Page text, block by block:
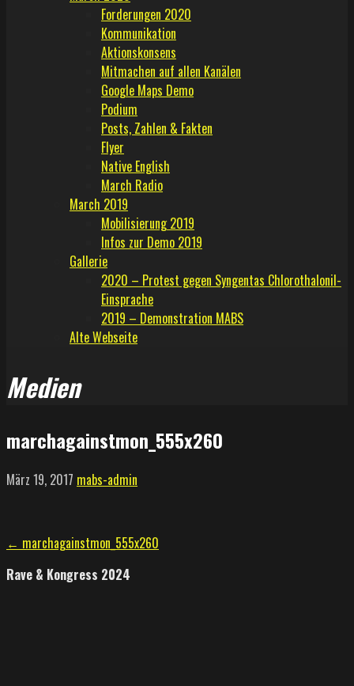
Forderungen 2020
Kommunikation
Aktionskonsens
Mitmachen auf allen Kanälen
Google Maps Demo
Podium
Posts, Zahlen & Fakten
Flyer
Native English
March Radio
March 2019
Mobilisierung 2019
Infos zur Demo 2019
Gallerie
2020 – Protest gegen Syngentas Chlorothalonil-
Einsprache
2019 – Demonstration MABS
Alte Webseite
Medien
marchagainstmon_555x260
März 19, 2017 mabs-admin
Beitragsnavigation
← marchagainstmon_555x260
Rave & Kongress 2024